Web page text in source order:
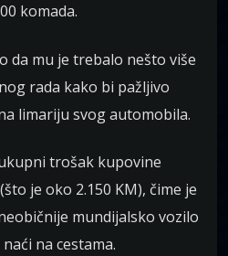
komada.
da mu je trebalo nešto više
rada kako bi pažljivo
limariju svog automobila.
trošak kupovine
je oko 2.150 KM), čime je
mundijalsko vozilo
na cestama.